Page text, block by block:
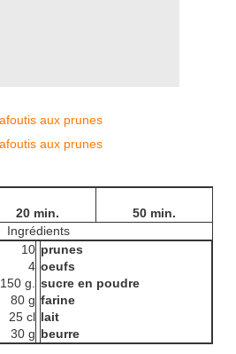
20 min.
50 min.
Ingrédients
10
4
150 g.
80 g
25 cl
30 g
prunes
oeufs
sucre en poudre
farine
lait
beurre